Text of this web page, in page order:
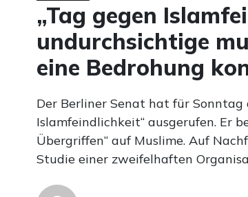
„Tag gegen
undurchsichtige
eine Bedrohung
Der Berliner Senat hat für Sonntag
Islamfeindlichkeit“ ausgerufen. Er
Übergriffen“ auf Muslime. Auf
Studie einer zweifelhaften